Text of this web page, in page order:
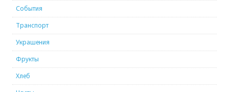
События
Транспорт
Украшения
Фрукты
Хлеб